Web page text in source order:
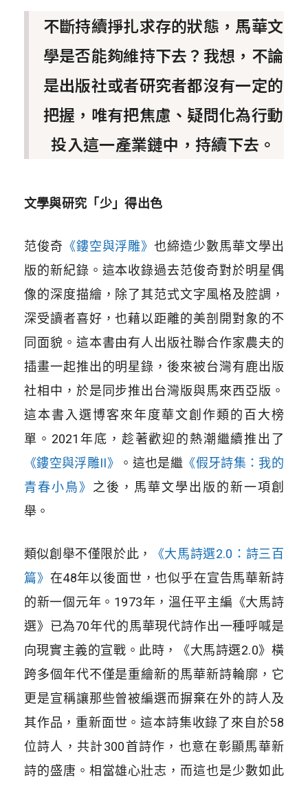
不斷持續掙扎求存的狀態，馬華文
學是否能夠維持下去？我想，不論
是出版社或者研究者都沒有一定的
把握，唯有把焦慮、疑問化為行動
投入這一產業鏈中，持續下去。
文學與研究「少」得出色
范俊奇 《鏤空與浮雕》也締造少數馬華文學出
版的新紀錄。這本收錄過去范俊奇對於明星偶
像的深度描繪，除了其范式文字風格及腔調，
深受讀者喜好，也藉以距離的美剖開對象的不
同面貌。這本書由有人出版社聯合作家農夫的
插畫一起推出的明星錄，後來被台灣有鹿出版
社相中，於是同步推出台灣版與馬來西亞版。
這本書入選博客來年度華文創作類的百大榜
單。2021年底，趁著歡迎的熱潮繼續推出了
《鏤空與浮雕II》
。這也是繼 《假牙詩集：我的
青春小鳥》 之後，馬華文學出版的新一項創
舉。
類似創舉不僅限於此，
《大馬詩選2.0：詩三百
篇》 在48年以後面世，也似乎在宣告馬華新詩
的新一個元年。1973年，溫任平主編《大馬詩
選》已為70年代的馬華現代詩作出一種呼喊是
向現實主義的宣戰。此時，《大馬詩選2.0》橫
跨多個年代不僅是重繪新的馬華新詩輪廓，它
更是宣稱讓那些曾被編選而摒棄在外的詩人及
其作品，重新面世。這本詩集收錄了來自於58
位詩人，共計300首詩作，也意在彰顯馬華新
詩的盛唐。相當雄心壯志，而這也是少數如此